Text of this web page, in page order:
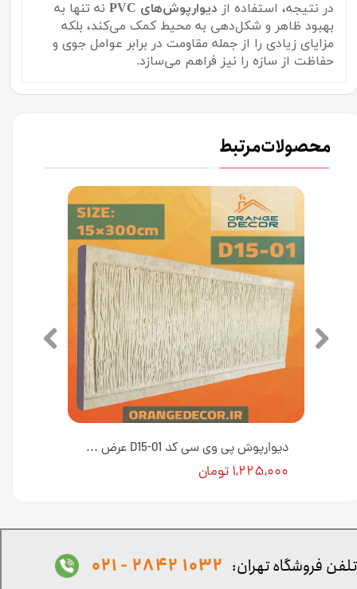
در نتیجه، استفاده از دیوارپوش‌های PVC
نه تنها به
بهبود ظاهر و شکل‌دهی به محیط کمک می‌کند، بلکه
مزایای زیادی را از جمله مقاومت در برابر عوامل جوی و
حفاظت از سازه را نیز فراهم می‌سازد.
محصولات مرتبط
دیوارپوش پی وی سی کد D15-01 عرض ۱۵ سانت طول ۲۸۰ سانت [انبار تهران]
۱,۲۲۵,۰۰۰ تومان
تلفن فروشگاه تهران: 1032 2842 - 021